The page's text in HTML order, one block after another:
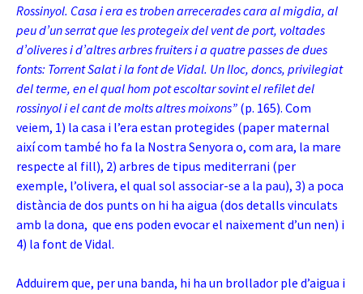
Rossinyol. Casa i era es troben arrecerades cara al migdia, al
peu d’un serrat que les protegeix del vent de port, voltades
d’oliveres i d’altres arbres fruiters i a quatre passes de dues
fonts: Torrent Salat i la font de Vidal. Un lloc, doncs, privilegiat
del terme, en el qual hom pot escoltar sovint el refilet del
rossinyol i el cant de molts altres moixons” (p. 165). Com
veiem, 1) la casa i l’era estan protegides (paper maternal
així com també ho fa la Nostra Senyora o, com ara, la mare
respecte al fill), 2) arbres de tipus mediterrani (per
exemple, l’olivera, el qual sol associar-se a la pau), 3) a poca
distància de dos punts on hi ha aigua (dos detalls vinculats
amb la dona, que ens poden evocar el naixement d’un nen) i
4) la font de Vidal.
Adduirem que, per una banda, hi ha un brollador ple d’aigua i